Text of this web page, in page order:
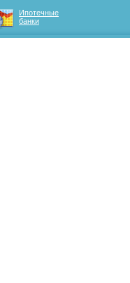
Ипотечные
банки